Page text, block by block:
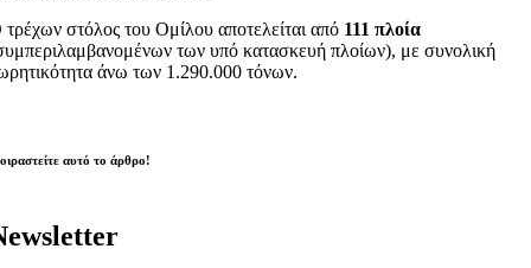
στόλος του Ομίλου αποτελείται από 111 πλοία
των υπό κατασκευή πλοίων), με συνολική
άνω των 1.290.000 τόνων.
αυτό το άρθρο!